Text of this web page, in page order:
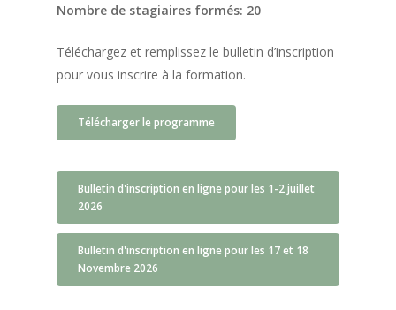
Nombre de stagiaires formés: 20
Téléchargez et remplissez le bulletin d’inscription
pour vous inscrire à la formation.
Télécharger le programme
Bulletin d'inscription en ligne pour les 1-2 juillet
2026
Bulletin d'inscription en ligne pour les 17 et 18
Novembre 2026
Notre mission
Le secteur
Hors adhésion
Nos formations
Actualités
Adhérer
Contact
Espace